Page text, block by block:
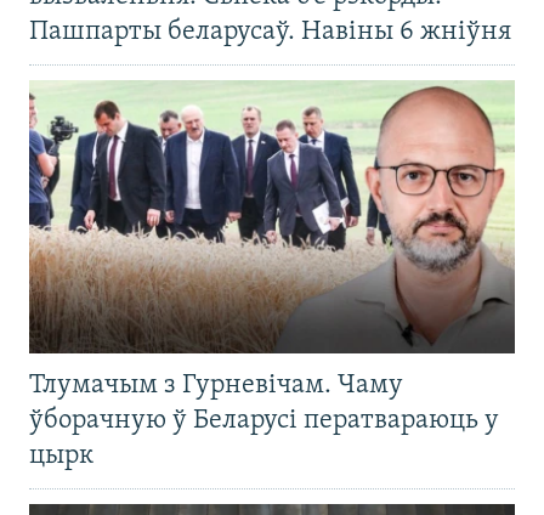
Пашпарты беларусаў. Навіны 6 жніўня
Тлумачым з Гурневічам. Чаму
ўборачную ў Беларусі ператвараюць у
цырк